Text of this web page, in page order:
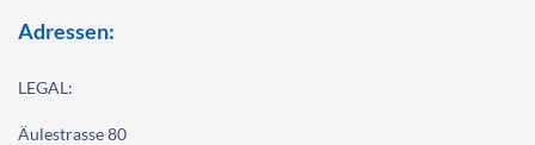
Adressen:
LEGAL:
Äulestrasse 80